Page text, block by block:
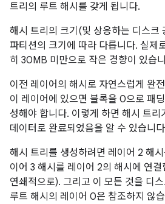
트리의 루트 해시를 갖게 됩니다.
해시 트리의 크기(및 상응하는 디스크
파티션의 크기에 따라 다릅니다. 실제
히 30MB 미만으로 작은 경향이 있습
이전 레이어의 해시로 자연스럽게 완
이 레이어에 있으면 블록을 0으로 패
성해야 합니다. 이렇게 하면 해시 트리
데이터로 완료되었음을 알 수 있습니
해시 트리를 생성하려면 레이어 2 해
이어 3 해시를 레이어 2의 해시에 연
연쇄적으로). 그리고 이 모든 것을 디
루트 해시의 레이어 0은 참조하지 않